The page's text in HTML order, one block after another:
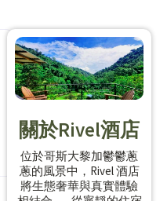
關於Rivel酒店
位於哥斯大黎加鬱鬱蔥
蔥的風景中，Rivel 酒店
將生態奢華與真實體驗